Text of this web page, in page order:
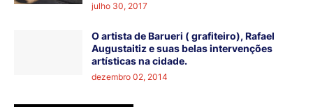
julho 30, 2017
O artista de Barueri ( grafiteiro), Rafael
Augustaitiz e suas belas intervenções
artísticas na cidade.
dezembro 02, 2014